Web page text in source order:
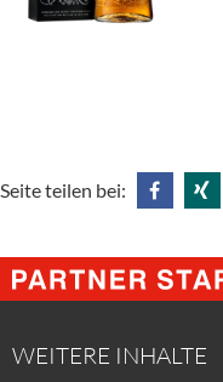
Seite teilen bei:
@
Facebook
@
Xing
WEITERE INHALTE